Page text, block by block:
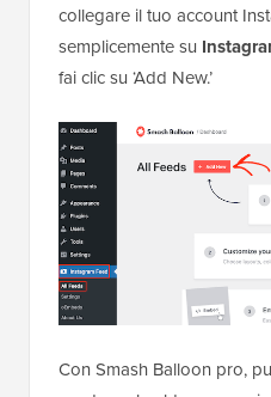
collegare il tuo account
semplicemente su
fai clic su ‘Add New.’
Con Smash Balloon pro,